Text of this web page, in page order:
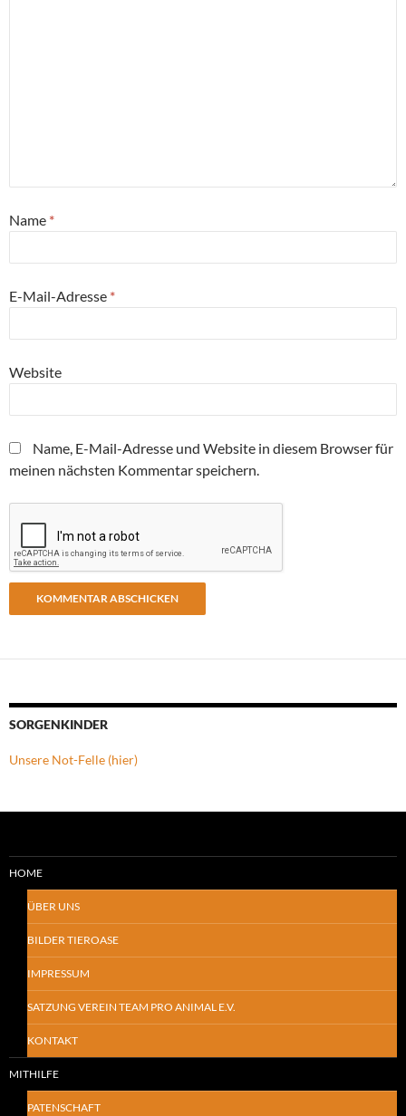
Name *
E-Mail-Adresse *
Website
Name, E-Mail-Adresse und Website in diesem Browser für
meinen nächsten Kommentar speichern.
SORGENKINDER
Unsere Not-Felle (hier)
HOME
ÜBER UNS
BILDER TIEROASE
IMPRESSUM
SATZUNG VEREIN TEAM PRO ANIMAL E.V.
KONTAKT
MITHILFE
PATENSCHAFT